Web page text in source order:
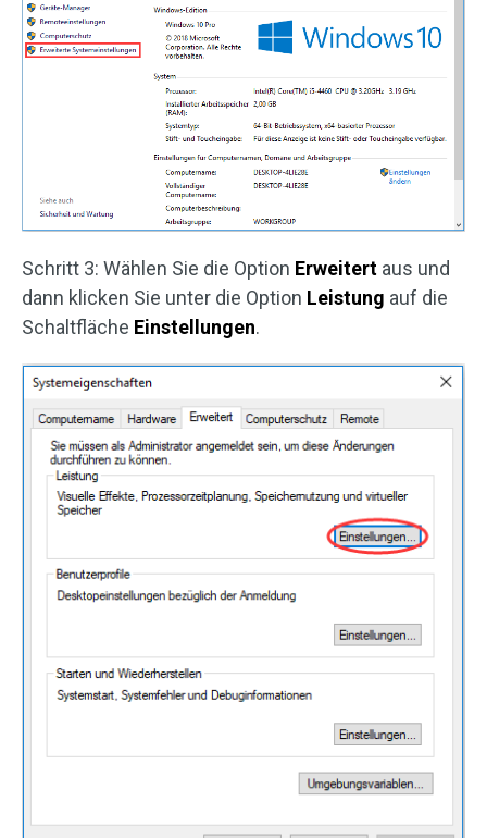
Schritt 3: Wählen Sie die Option Erweitert aus und
dann klicken Sie unter die Option Leistung auf die
Schaltfläche Einstellungen.